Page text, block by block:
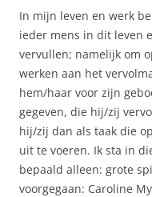
In mijn leven en werk
ieder mens in dit leven
vervullen; namelijk om
werken aan het
hem/haar voor zijn
gegeven, die hij/zij
hij/zij dan als taak die
uit te voeren. Ik sta in
bepaald alleen: grote
voorgegaan: Caroline